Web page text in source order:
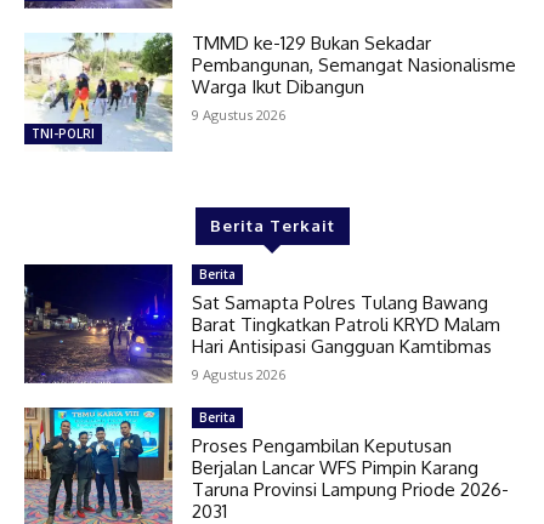
TNI-POLRI
TMMD ke-129 Bukan Sekadar
Pembangunan, Semangat Nasionalisme
Warga Ikut Dibangun
9 Agustus 2026
Berita Terkait
Berita
Sat Samapta Polres Tulang Bawang
Barat Tingkatkan Patroli KRYD Malam
Hari Antisipasi Gangguan Kamtibmas
9 Agustus 2026
Berita
Proses Pengambilan Keputusan
Berjalan Lancar WFS Pimpin Karang
Taruna Provinsi Lampung Priode 2026-
2031